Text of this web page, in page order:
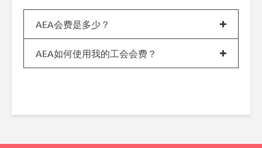
AEA会费是多少？
AEA如何使用我的工会会费？